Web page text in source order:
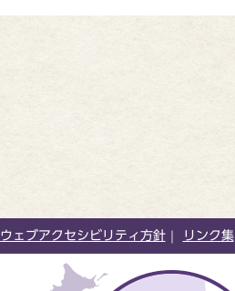
ウェブアクセシビリティ方針 リンク集